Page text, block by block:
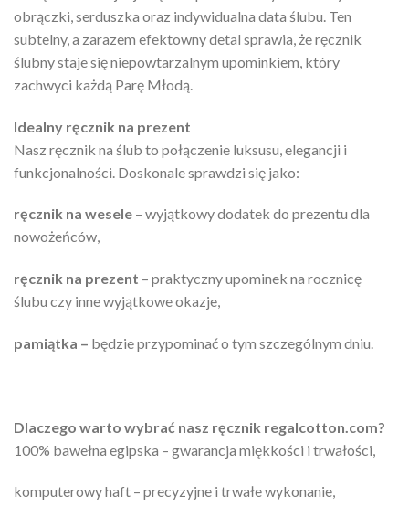
obrączki, serduszka oraz indywidualna data ślubu. Ten
subtelny, a zarazem efektowny detal sprawia, że ręcznik
ślubny staje się niepowtarzalnym upominkiem, który
zachwyci każdą Parę Młodą.
Idealny ręcznik na prezent
Nasz ręcznik na ślub to połączenie luksusu, elegancji i
funkcjonalności. Doskonale sprawdzi się jako:
ręcznik na wesele – wyjątkowy dodatek do prezentu dla
nowożeńców,
ręcznik na prezent – praktyczny upominek na rocznicę
ślubu czy inne wyjątkowe okazje,
pamiątka – będzie przypominać o tym szczególnym dniu.
Dlaczego warto wybrać nasz ręcznik regalcotton.com?
100% bawełna egipska – gwarancja miękkości i trwałości,
komputerowy haft – precyzyjne i trwałe wykonanie,